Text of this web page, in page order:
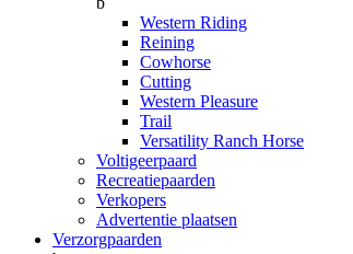
Western Riding
Reining
Cowhorse
Cutting
Western Pleasure
Trail
Versatility Ranch Horse
Voltigeerpaard
Recreatiepaarden
Verkopers
Advertentie plaatsen
Verzorgpaarden